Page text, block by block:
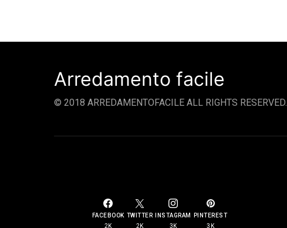
Arredamento facile
© 2018 ARREDAMENTOFACILE ALL RIGHTS RESERVED.
FACEBOOK
2K
TWITTER
2K
INSTAGRAM
3K
PINTEREST
3K